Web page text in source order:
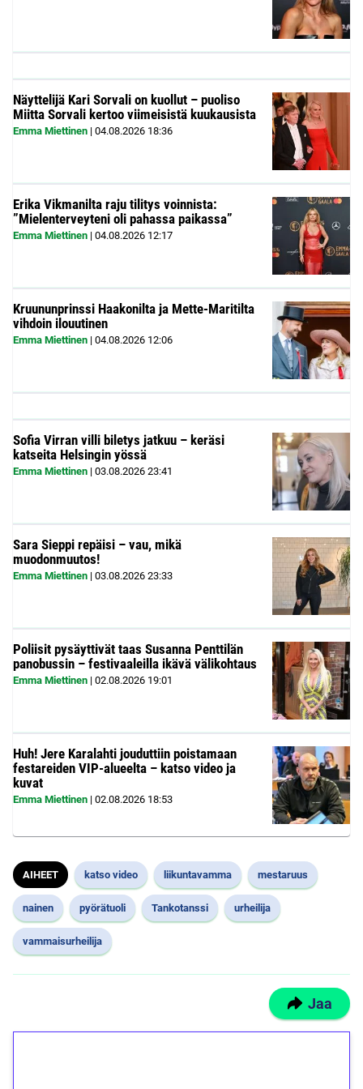
Näyttelijä Kari Sorvali on kuollut – puoliso
Miitta Sorvali kertoo viimeisistä kuukausista
Emma Miettinen | 04.08.2026 18:36
Erika Vikmanilta raju tilitys voinnista:
”Mielenterveyteni oli pahassa paikassa”
Emma Miettinen | 04.08.2026 12:17
Kruununprinssi Haakonilta ja Mette-Maritilta
vihdoin ilouutinen
Emma Miettinen | 04.08.2026 12:06
Sofia Virran villi biletys jatkuu – keräsi
katseita Helsingin yössä
Emma Miettinen | 03.08.2026 23:41
Sara Sieppi repäisi – vau, mikä
muodonmuutos!
Emma Miettinen | 03.08.2026 23:33
Poliisit pysäyttivät taas Susanna Penttilän
panobussin – festivaaleilla ikävä välikohtaus
Emma Miettinen | 02.08.2026 19:01
Huh! Jere Karalahti jouduttiin poistamaan
festareiden VIP-alueelta – katso video ja
kuvat
Emma Miettinen | 02.08.2026 18:53
AIHEET katso video liikuntavamma mestaruus
nainen pyörätuoli Tankotanssi urheilija
vammaisurheilija
Jaa